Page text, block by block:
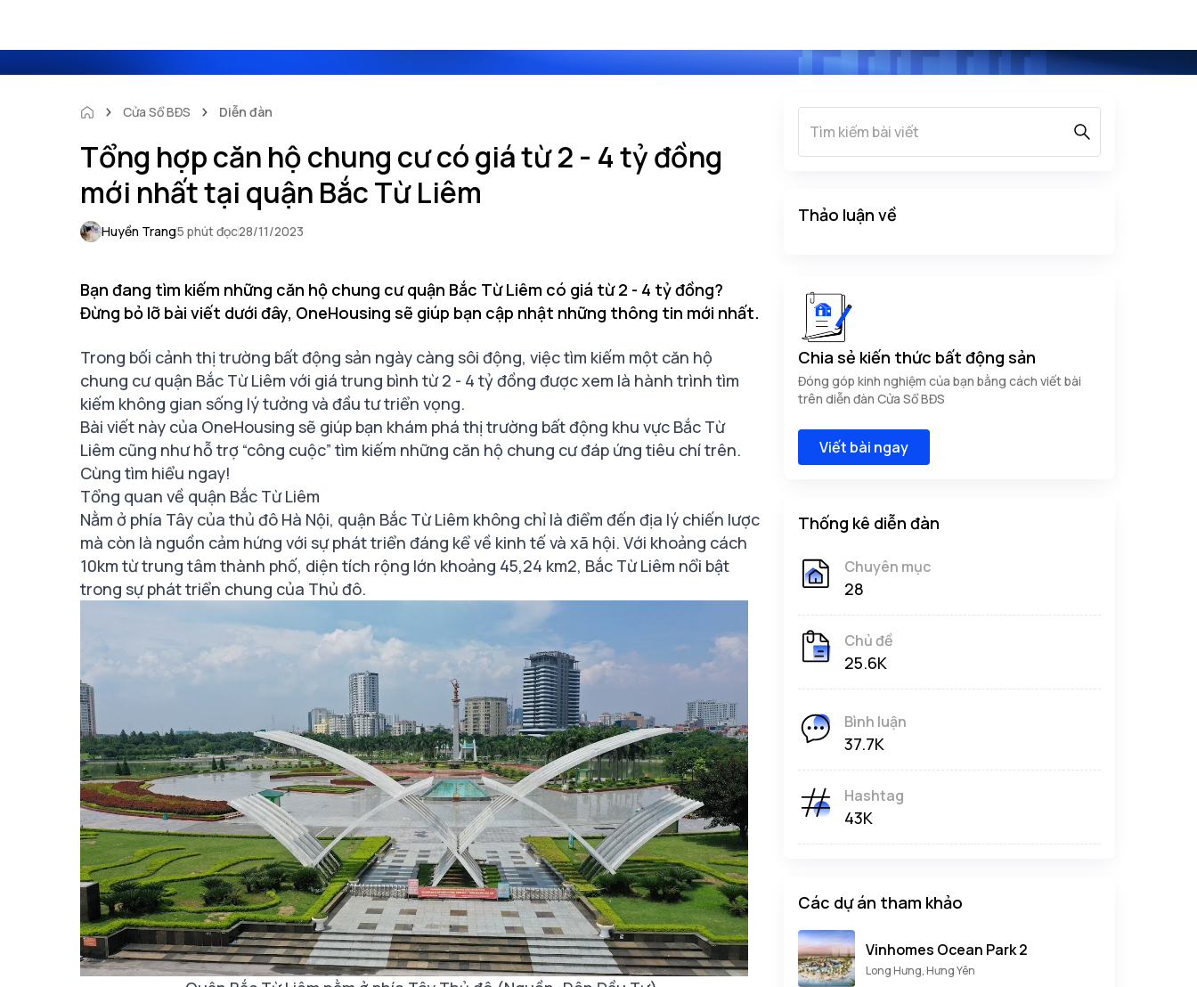
Cửa Sổ BĐS Diễn đàn
Tổng hợp căn hộ chung cư có giá từ 2 - 4 tỷ đồng
mới nhất tại quận Bắc Từ Liêm
Huyền Trang5 phút đọc28/11/2023
Bạn đang tìm kiếm những căn hộ chung cư quận Bắc Từ Liêm có giá từ 2 - 4 tỷ đồng?
Đừng bỏ lỡ bài viết dưới đây, OneHousing sẽ giúp bạn cập nhật những thông tin mới nhất.
Trong bối cảnh thị trường bất động sản ngày càng sôi động, việc tìm kiếm một căn hộ
chung cư quận Bắc Từ Liêm với giá trung bình từ 2 - 4 tỷ đồng được xem là hành trình tìm
kiếm không gian sống lý tưởng và đầu tư triển vọng.
Bài viết này của OneHousing sẽ giúp bạn khám phá thị trường bất động khu vực Bắc Từ
Liêm cũng như hỗ trợ “công cuộc” tìm kiếm những căn hộ chung cư đáp ứng tiêu chí trên.
Cùng tìm hiểu ngay!
Tổng quan về quận Bắc Từ Liêm
Nằm ở phía Tây của thủ đô Hà Nội, quận Bắc Từ Liêm không chỉ là điểm đến địa lý chiến lược
mà còn là nguồn cảm hứng với sự phát triển đáng kể về kinh tế và xã hội. Với khoảng cách
10km từ trung tâm thành phố, diện tích rộng lớn khoảng 45,24 km2, Bắc Từ Liêm nổi bật
trong sự phát triển chung của Thủ đô.
Thảo luận về
Chia sẻ kiến thức bất động sản
Đóng góp kinh nghiệm của bạn bằng cách viết bài
trên diễn đàn Cửa Sổ BĐS
Viết bài ngay
Thống kê diễn đàn
Chuyên mục
28
Chủ đề
25.6K
Bình luận
37.7K
Hashtag
43K
Các dự án tham khảo
Vinhomes Ocean Park 2
Long Hưng, Hưng Yên